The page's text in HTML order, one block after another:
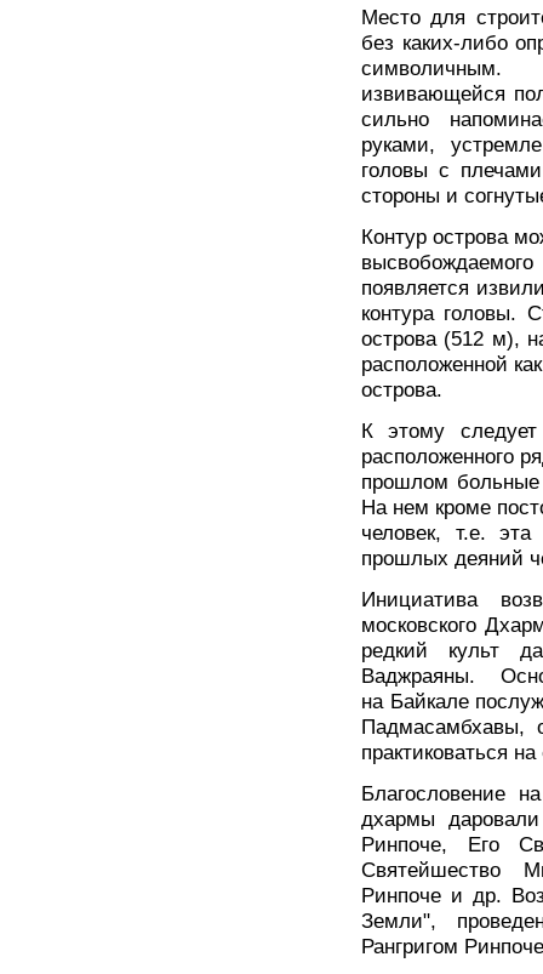
Место для
без каких-либо
символичным.
извивающейся
сильно
руками,
головы с
стороны и
Контур острова
появляется
контура головы.
острова (512 м),
расположенной
острова.
К этому
расположенного
прошлом больные
На нем кроме
человек, т.е.
прошлых деяний
Инициатива
московского
редкий культ
Ваджраяны.
на Байкале
Падмасамбхавы,
практиковаться
Благословение
дхармы
Ринпоче, Его
Святейшество
Ринпоче и др.
Земли",
Рангригом